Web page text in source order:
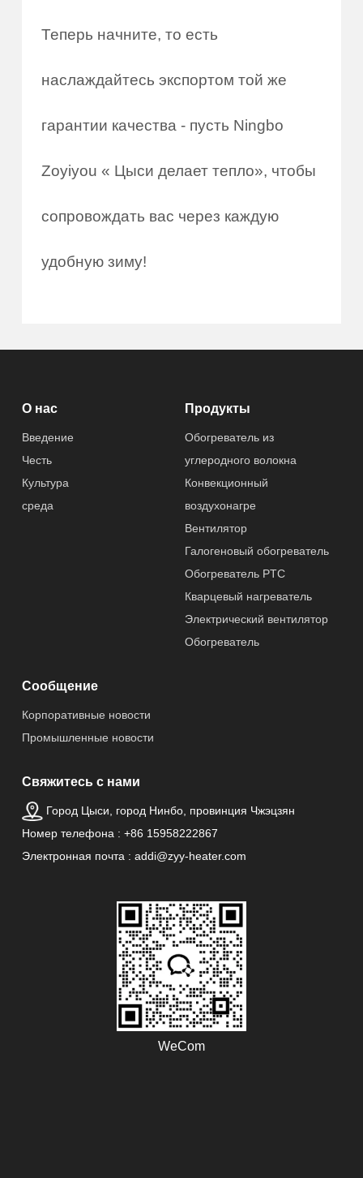
Теперь начните, то есть
наслаждайтесь экспортом той же
гарантии качества - пусть Ningbo
Zoyiyou « Цыси делает тепло», чтобы
сопровождать вас через каждую
удобную зиму!
О нас
Введение
Честь
Культура
среда
Продукты
Обогреватель из
углеродного волокна
Конвекционный
воздухонагре
Вентилятор
Галогеновый обогреватель
Обогреватель PTC
Кварцевый нагреватель
Электрический вентилятор
Обогреватель
Сообщение
Корпоративные новости
Промышленные новости
Свяжитесь с нами
Город Цыси, город Нинбо, провинция Чжэцзян
Номер телефона : +86 15958222867
Электронная почта : addi@zyy-heater.com
WeCom